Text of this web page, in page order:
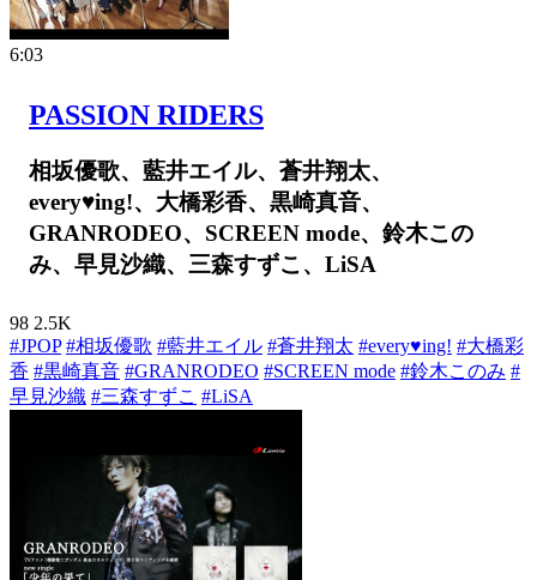
6:03
PASSION RIDERS
相坂優歌、藍井エイル、蒼井翔太、
every♥ing!、大橋彩香、黒崎真音、
GRANRODEO、SCREEN mode、鈴木この
み、早見沙織、三森すずこ、LiSA
98 2.5K
#JPOP #相坂優歌 #藍井エイル #蒼井翔太 #every♥ing! #大橋彩
香 #黒崎真音 #GRANRODEO #SCREEN mode #鈴木このみ #
早見沙織 #三森すずこ #LiSA